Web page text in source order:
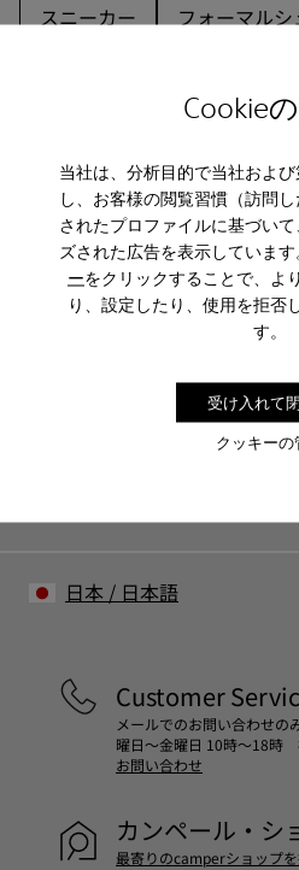
Cookie
当社は、分析目的で当社およ
し、お客様の閲覧習慣（訪問
されたプロファイルに基づい
ズされた広告を表示しています
ーをクリックすることで、よ
り、設定したり、使用を拒否
す。
クッキーの
受け入れて
スニーカー
フォーマルシ
メンズ ウ
ェア
メンズの
Sale: さらに10%OFF
コミュニティに参加すると、割引、
など、会員限定特典をお楽しみいた
Customer
メールでのお問い合わせの
曜日～金曜日 10時～18時
お問い合わせ
カンペール・シ
最寄りのcamperショップ
日本 / 日本語